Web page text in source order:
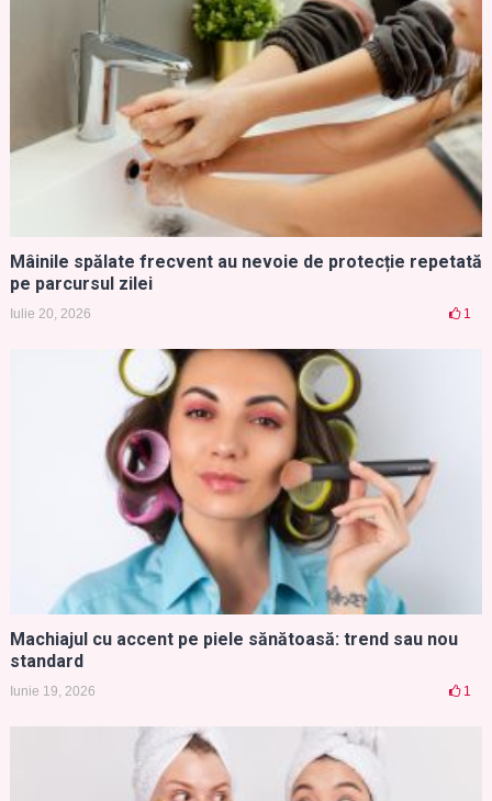
Mâinile spălate frecvent au nevoie de protecție repetată
pe parcursul zilei
Iulie 20, 2026 1
Machiajul cu accent pe piele sănătoasă: trend sau nou
standard
Iunie 19, 2026 1